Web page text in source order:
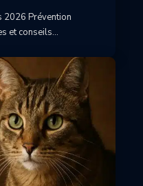
2026 Prévention
et conseils…